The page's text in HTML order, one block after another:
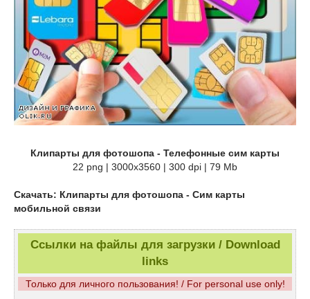
Клипарты для фотошопа - Телефонные сим карты
22 png | 3000х3560 | 300 dpi | 79 Mb
Скачать: Клипарты для фотошопа - Сим карты
мобильной связи
Ссылки на файлы для загрузки / Download
links
Только для личного пользования! / For personal use only!